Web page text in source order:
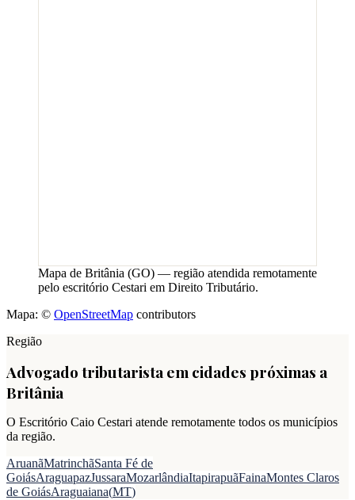
Mapa de Britânia (GO) — região atendida remotamente
pelo escritório Cestari em Direito Tributário.
Mapa: © OpenStreetMap contributors
Região
Advogado tributarista em cidades próximas a
Britânia
O Escritório Caio Cestari atende remotamente todos os municípios
da região.
AruanãMatrinchãSanta Fé de
GoiásAraguapazJussaraMozarlândiaItapirapuãFainaMontes Claros
de GoiásAraguaiana(MT)